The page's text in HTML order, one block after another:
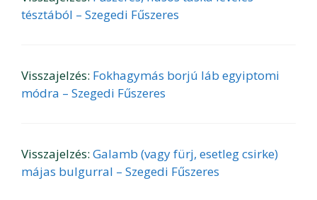
tésztából – Szegedi Fűszeres
Visszajelzés: Fokhagymás borjú láb egyiptomi
módra – Szegedi Fűszeres
Visszajelzés: Galamb (vagy fürj, esetleg csirke)
májas bulgurral – Szegedi Fűszeres